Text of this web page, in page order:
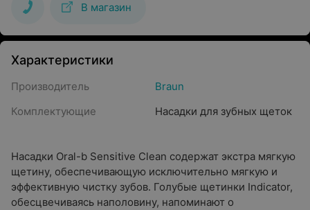
В магазин
Характеристики
Производитель
Braun
Комплектующие
Насадки для зубных щеток
Насадки Oral-b Sensitive Clean содержат экстра мягкую
щетину, обеспечивающую исключительно мягкую и
эффективную чистку зубов. Голубые щетинки Indicator,
обесцвечиваясь наполовину, напоминают о